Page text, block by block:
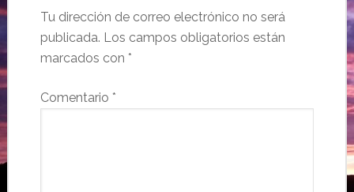
Tu dirección de correo electrónico no será
publicada. Los campos obligatorios están
marcados con *
Comentario *